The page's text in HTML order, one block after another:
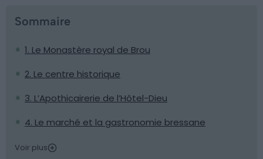
Sommaire
1. Le Monastère royal de Brou
2. Le centre historique
3. L’Apothicairerie de l’Hôtel-Dieu
4. Le marché et la gastronomie bressane
Voir plus